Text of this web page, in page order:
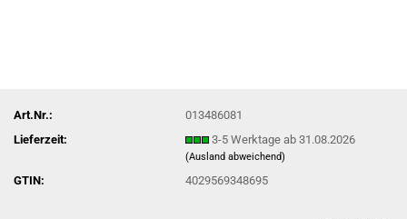
Art.Nr.:
013486081
Lieferzeit:
3-5 Werktage ab 31.08.2026
(Ausland abweichend)
GTIN: 4029569348695